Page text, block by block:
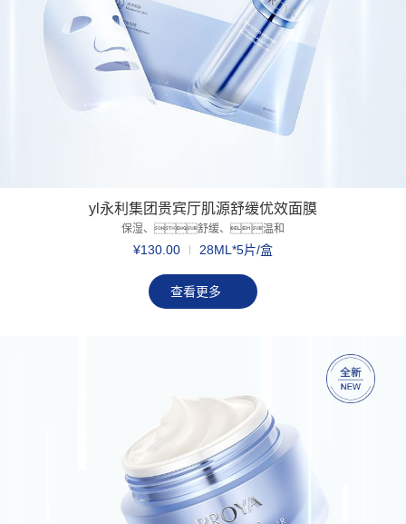
yl永利集团贵宾厅肌源舒缓优效面膜
保湿、舒缓、温和
¥130.00 28ML*5片/盒
查看更多